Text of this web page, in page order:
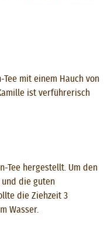
Tee mit einem Hauch von
ist verführerisch
Tee hergestellt. Um den
und die guten
die Ziehzeit 3
Wasser.